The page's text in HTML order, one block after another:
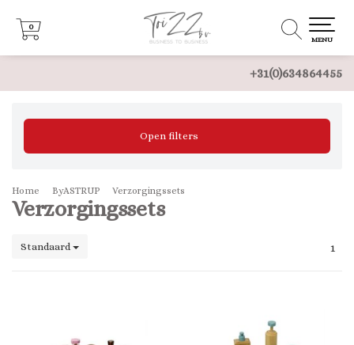
+31(0)634864455
0
0
MENU
Open filters
Home ByASTRUP Verzorgingssets
Verzorgingssets
Standaard 1